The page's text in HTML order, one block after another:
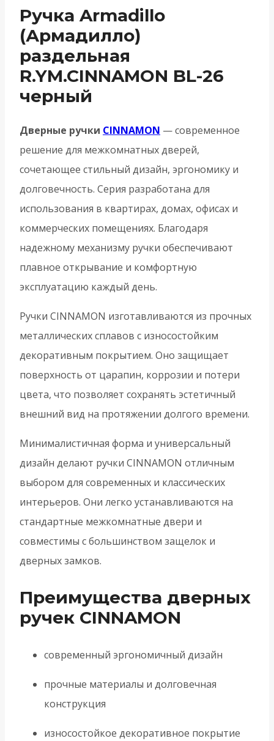
Ручка Armadillo
(Армадилло)
раздельная
R.YM.CINNAMON BL-26
черный
Дверные ручки CINNAMON — современное
решение для межкомнатных дверей,
сочетающее стильный дизайн, эргономику и
долговечность. Серия разработана для
использования в квартирах, домах, офисах и
коммерческих помещениях. Благодаря
надежному механизму ручки обеспечивают
плавное открывание и комфортную
эксплуатацию каждый день.
Ручки CINNAMON изготавливаются из прочных
металлических сплавов с износостойким
декоративным покрытием. Оно защищает
поверхность от царапин, коррозии и потери
цвета, что позволяет сохранять эстетичный
внешний вид на протяжении долгого времени.
Минималистичная форма и универсальный
дизайн делают ручки CINNAMON отличным
выбором для современных и классических
интерьеров. Они легко устанавливаются на
стандартные межкомнатные двери и
совместимы с большинством защелок и
дверных замков.
Преимущества дверных
ручек CINNAMON
современный эргономичный дизайн
прочные материалы и долговечная
конструкция
износостойкое декоративное покрытие